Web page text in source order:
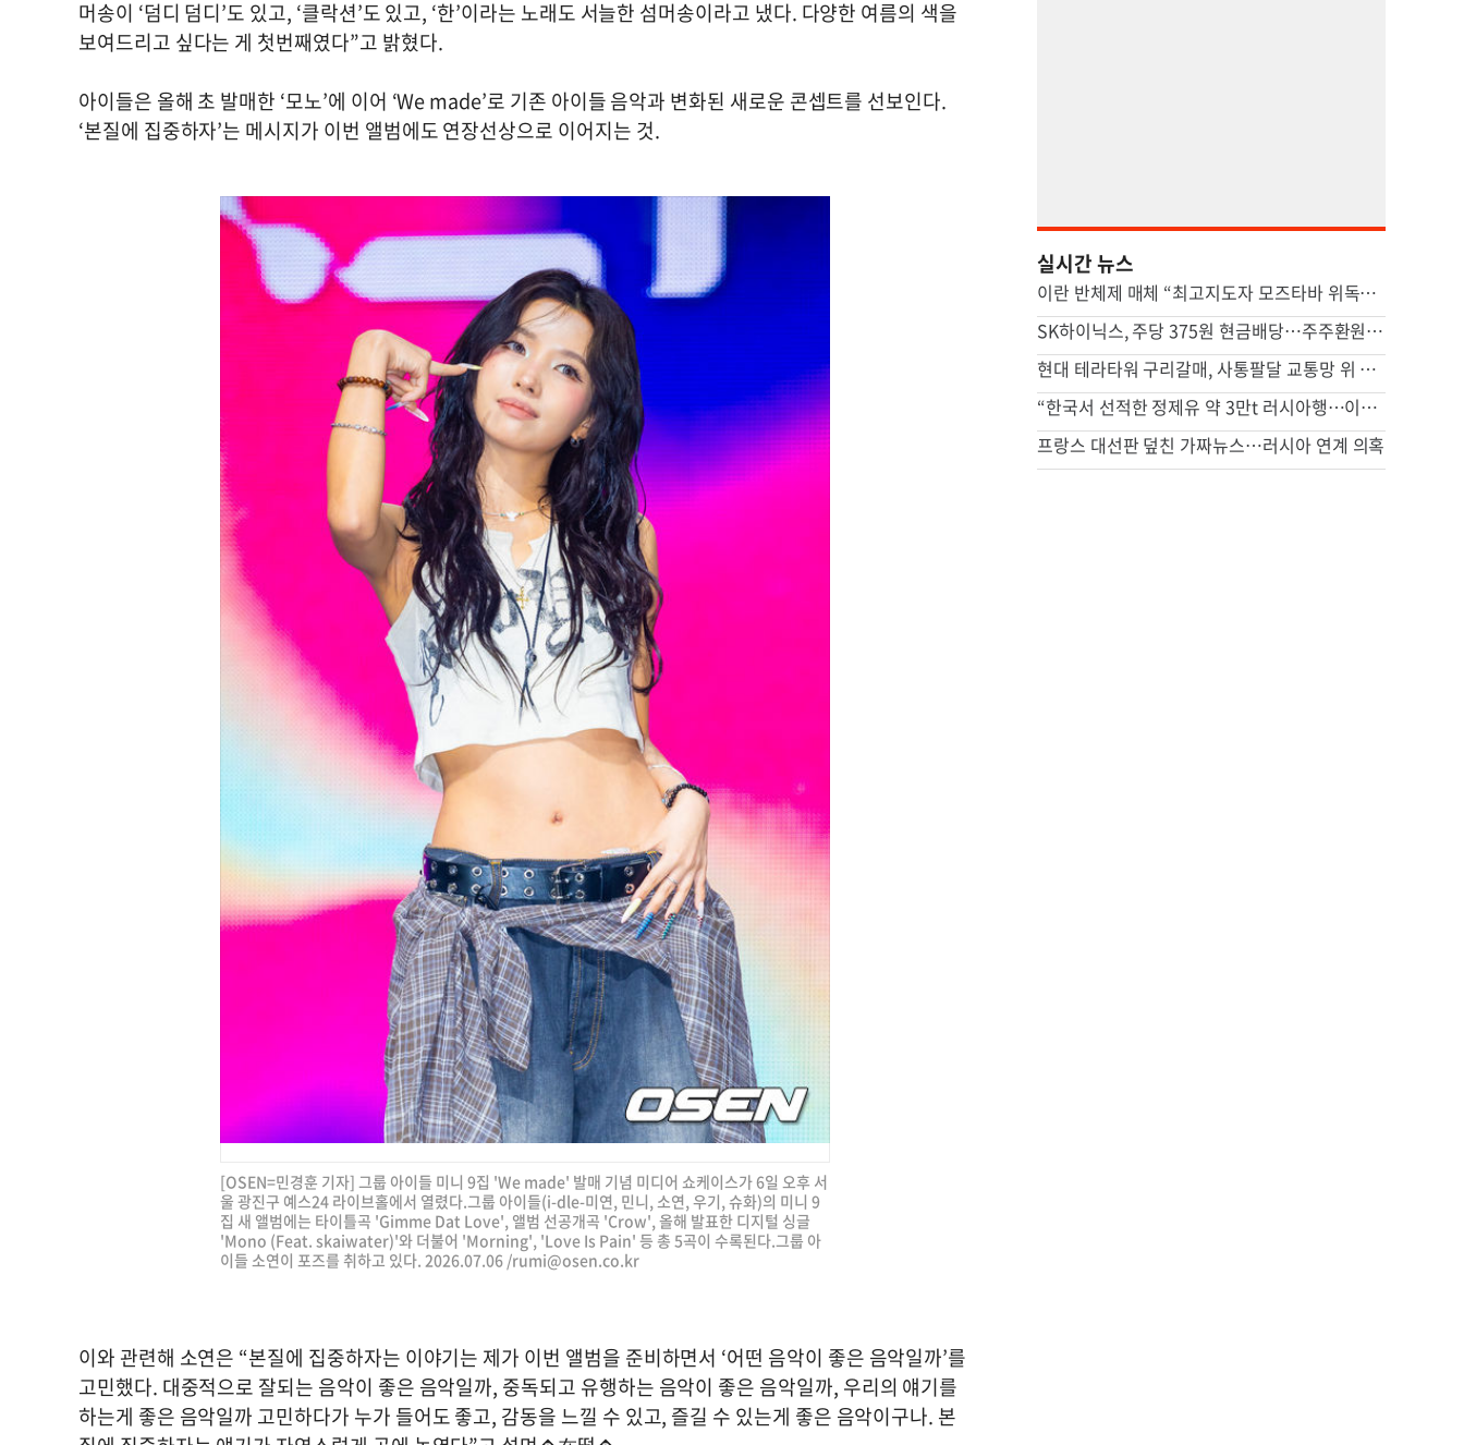
머송이 ‘덤디 덤디’도 있고, ‘클락션’도 있고, ‘한’이라는 노래도 서늘한 섬머송이라고 냈다. 다양한 여름의 색을
보여드리고 싶다는 게 첫번째였다”고 밝혔다.
아이들은 올해 초 발매한 ‘모노’에 이어 ‘We made’로 기존 아이들 음악과 변화된 새로운 콘셉트를 선보인다.
‘본질에 집중하자’는 메시지가 이번 앨범에도 연장선상으로 이어지는 것.
[OSEN=민경훈 기자] 그룹 아이들 미니 9집 'We made' 발매 기념 미디어 쇼케이스가 6일 오후 서
울 광진구 예스24 라이브홀에서 열렸다.그룹 아이들(i-dle-미연, 민니, 소연, 우기, 슈화)의 미니 9
집 새 앨범에는 타이틀곡 'Gimme Dat Love', 앨범 선공개곡 'Crow', 올해 발표한 디지털 싱글
'Mono (Feat. skaiwater)'와 더불어 'Morning', 'Love Is Pain' 등 총 5곡이 수록된다.그룹 아
이들 소연이 포즈를 취하고 있다. 2026.07.06 /rumi@osen.co.kr
이와 관련해 소연은 “본질에 집중하자는 이야기는 제가 이번 앨범을 준비하면서 ‘어떤 음악이 좋은 음악일까’를
고민했다. 대중적으로 잘되는 음악이 좋은 음악일까, 중독되고 유행하는 음악이 좋은 음악일까, 우리의 얘기를
하는게 좋은 음악일까 고민하다가 누가 들어도 좋고, 감동을 느낄 수 있고, 즐길 수 있는게 좋은 음악이구나. 본
실시간 뉴스
이란 반체제 매체 “최고지도자 모즈타바 위독…수뇌부 소문 파다”
SK하이닉스, 주당 375원 현금배당…주주환원책 9월 내 발표
현대 테라타워 구리갈매, 사통팔달 교통망 위 복합 비즈니스 캠퍼스
“한국서 선적한 정제유 약 3만t 러시아행…이례적 거래”
프랑스 대선판 덮친 가짜뉴스…러시아 연계 의혹